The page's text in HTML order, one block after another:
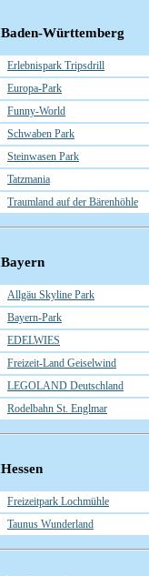
Baden-Württemberg
Erlebnispark Tripsdrill
Europa-Park
Funny-World
Schwaben Park
Steinwasen Park
Tatzmania
Traumland auf der Bärenhöhle
Bayern
Allgäu Skyline Park
Bayern-Park
EDELWIES
Freizeit-Land Geiselwind
LEGOLAND Deutschland
Rodelbahn St. Englmar
Hessen
Freizeitpark Lochmühle
Taunus Wunderland